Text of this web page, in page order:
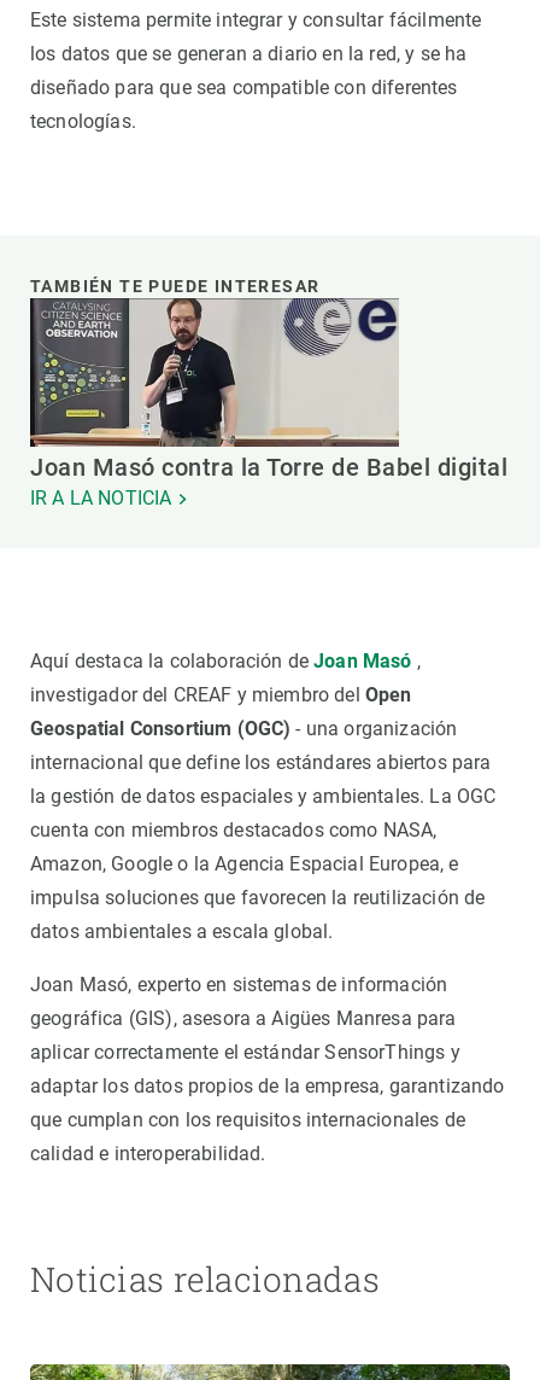
Este sistema permite integrar y consultar fácilmente
los datos que se generan a diario en la red, y se ha
diseñado para que sea compatible con diferentes
tecnologías.
TAMBIÉN TE PUEDE INTERESAR
Joan Masó contra la Torre de Babel digital
IR A LA NOTICIA
Aquí destaca la colaboración deJoan Masó ,
investigador del CREAF y miembro del Open
Geospatial Consortium (OGC) - una organización
internacional que define los estándares abiertos para
la gestión de datos espaciales y ambientales. La OGC
cuenta con miembros destacados como NASA,
Amazon, Google o la Agencia Espacial Europea, e
impulsa soluciones que favorecen la reutilización de
datos ambientales a escala global.
Joan Masó, experto en sistemas de información
geográfica (GIS), asesora a Aigües Manresa para
aplicar correctamente el estándar SensorThings y
adaptar los datos propios de la empresa, garantizando
que cumplan con los requisitos internacionales de
calidad e interoperabilidad.
Noticias relacionadas